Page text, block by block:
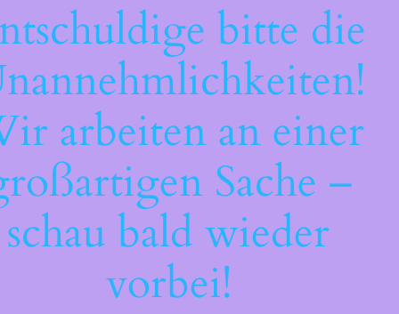
bitte die
arbeiten an einer
Sache –
schau bald wieder
vorbei!